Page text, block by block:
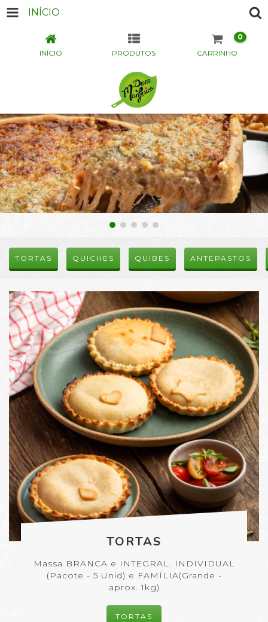
INÍCIO
INÍCIO PRODUTOS CARRINHO
0
TORTAS QUICHES QUIBES ANTEPASTOS
TORTAS
Massa BRANCA e INTEGRAL. INDIVIDUAL
(Pacote - 5 Unid) e FAMÍLIA(Grande -
aprox. 1kg)
TORTAS